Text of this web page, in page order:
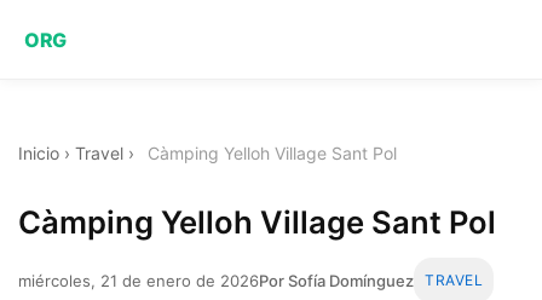
ORG
Inicio › Travel › Càmping Yelloh Village Sant Pol
Càmping Yelloh Village Sant Pol
miércoles, 21 de enero de 2026Por Sofía Domínguez TRAVEL